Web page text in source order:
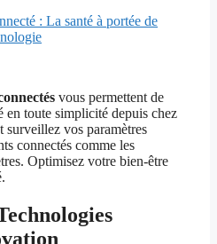
: La santé à portée de
vous permettent de
en toute simplicité depuis chez
surveillez vos paramètres
connectés comme les
Optimisez votre bien-être